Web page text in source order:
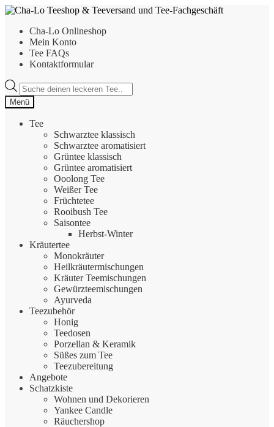
Zur
springen
Zum
springenCha-Lo Onlineshop
Mein Konto
Tee FAQs
Kontaktformular
Products
search
Menü
Tee
Schwarztee klassisch
Schwarztee aromatisiert
Grüntee klassisch
Grüntee aromatisiert
Ooolong Tee
Weißer Tee
Früchtetee
Rooibush Tee
Saisontee
Herbst-Winter
Kräutertee
Monokräuter
Heilkräutermischungen
Kräuter Teemischungen
Gewürzteemischungen
Ayurveda
Teezubehör
Honig
Teedosen
Porzellan & Keramik
Süßes zum Tee
Teezubereitung
Angebote
Schatzkiste
Wohnen und Dekorieren
Yankee Candle
Räuchershop